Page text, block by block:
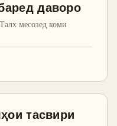
даворо
месозед коми
тасвири